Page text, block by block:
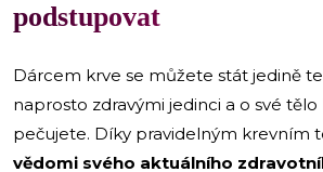
podstupovat
Dárcem krve se můžete stát jedině
naprosto zdravými jedinci a o své tělo
pečujete. Díky pravidelným krevním
vědomi svého aktuálního